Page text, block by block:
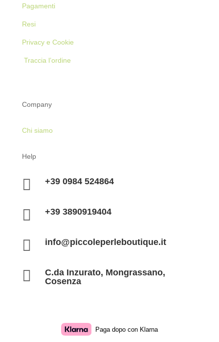
Pagamenti
Resi
Privacy e Cookie
Traccia l’ordine
Company
Chi siamo
Help
 +39 0984 524864
 +39 3890919404
 info@piccoleperleboutique.it

C.da Inzurato, Mongrassano,
Cosenza
Paga dopo con Klarna